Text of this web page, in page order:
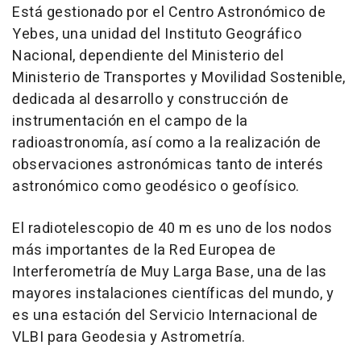
Está gestionado por el Centro Astronómico de
Yebes, una unidad del Instituto Geográfico
Nacional, dependiente del Ministerio del
Ministerio de Transportes y Movilidad Sostenible,
dedicada al desarrollo y construcción de
instrumentación en el campo de la
radioastronomía, así como a la realización de
observaciones astronómicas tanto de interés
astronómico como geodésico o geofísico.
El radiotelescopio de 40 m es uno de los nodos
más importantes de la Red Europea de
Interferometría de Muy Larga Base, una de las
mayores instalaciones científicas del mundo, y
es una estación del Servicio Internacional de
VLBI para Geodesia y Astrometría.